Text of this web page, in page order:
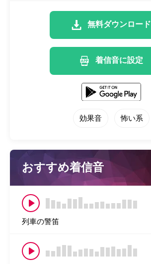
無料ダウンロード
着信音に設定
効果音 怖い系
おすすめ着信音
列車の警笛